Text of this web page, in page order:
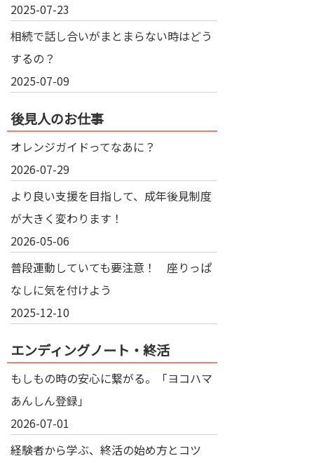
2025-07-23
相続で話し合いがまとまらない時はどう
するの？
2025-07-09
後見人のお仕事
オレンジガイドってなあに？
2026-07-29
より良い支援を目指して、成年後見制度
が大きく変わります！
2026-05-06
普段運動していても要注意！ 座りっぱ
なしに気を付けよう
2025-12-10
エンディングノート・終活
もしもの時の安心に繋がる。「ヨコハマ
あんしん登録」
2026-07-01
経験者から学ぶ、終活の始め方とコツ